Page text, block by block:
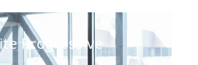
Progressive